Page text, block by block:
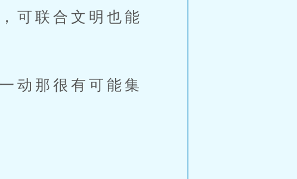
可联合文明也能
动那很有可能集